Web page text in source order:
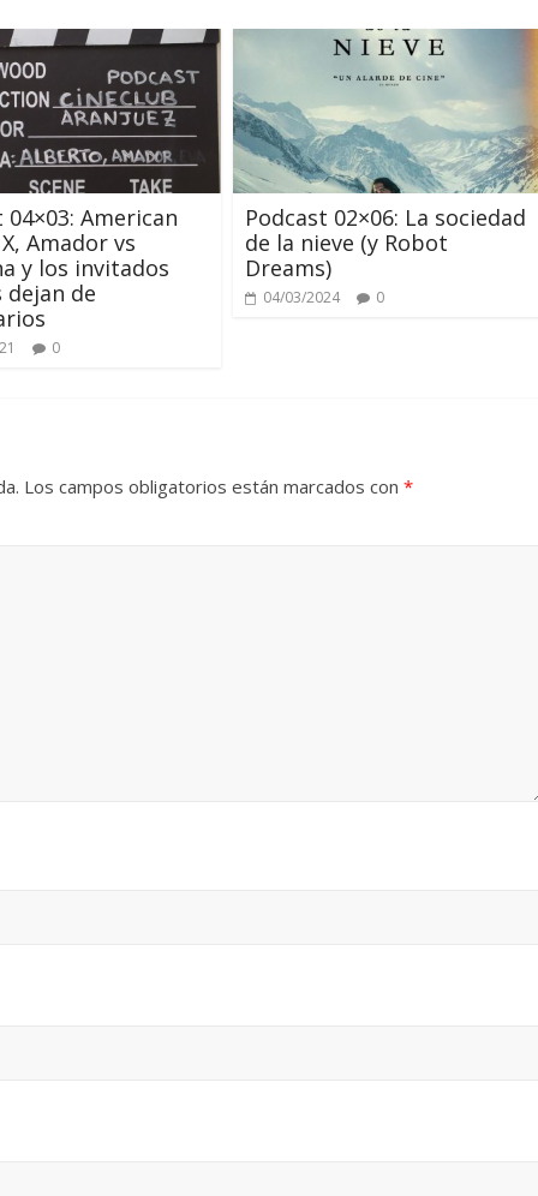
04×03: American
Amador vs
y los invitados
dejan de
0
Podcast 02×06: La sociedad
de la nieve (y Robot
Dreams)
04/03/2024 0
Los campos obligatorios están marcados con *